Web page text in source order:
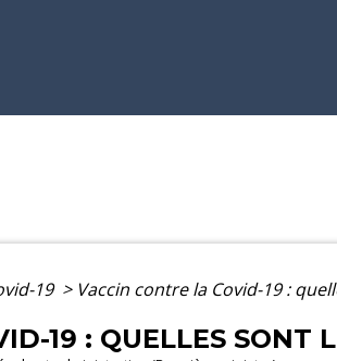
19 > Vaccin contre la Covid-19 :
19 : QUELLES SONT